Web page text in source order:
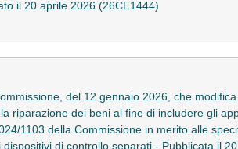
il 20 aprile 2026 (26CE1444)
del 12 gennaio 2026, che
riparazione dei beni al fine di includere gli
1103 della Commissione in merito alle
di controllo separati - Pubblicata il